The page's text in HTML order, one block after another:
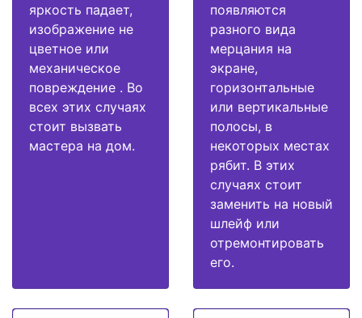
яркость падает,
изображение не
цветное или
механическое
повреждение . Во
всех этих случаях
стоит вызвать
мастера на дом.
появляются
разного вида
мерцания на
экране,
горизонтальные
или вертикальные
полосы, в
некоторых местах
рябит. В этих
случаях стоит
заменить на новый
шлейф или
отремонтировать
его.